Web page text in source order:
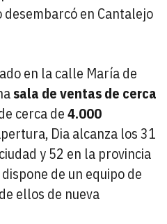
en Cantalejo
en la calle María de
sala de ventas de cerca
cerca de4.000
Dia alcanza los 31
y 52 en la provincia
de un equipo de
ellos de nueva